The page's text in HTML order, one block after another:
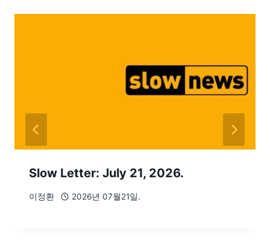
Slow Letter: July 21, 2026.
이정환 2026년 07월21일.